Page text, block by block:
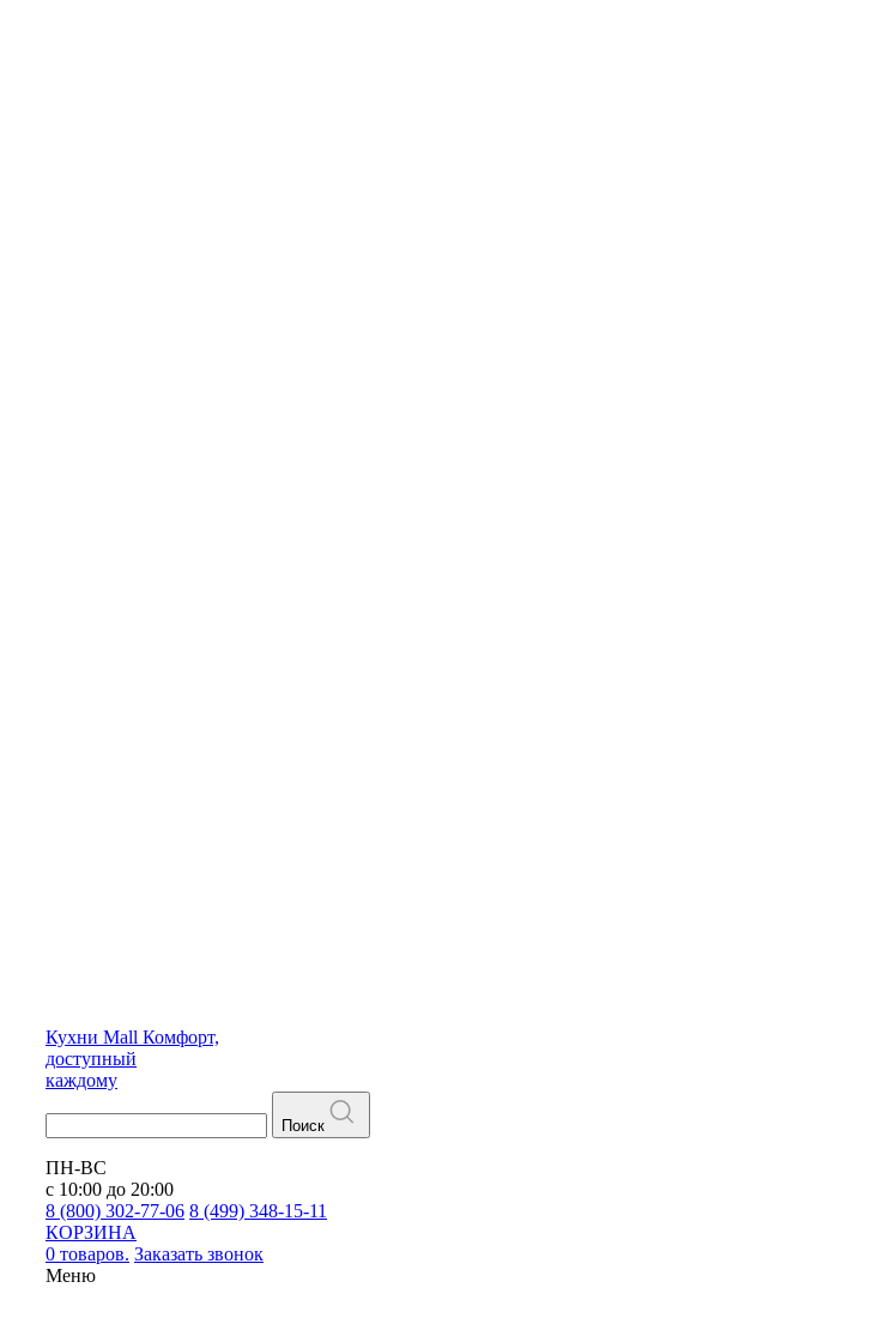
Кухни Mall Комфорт,
доступный
каждому
Поиск
ПН-ВС
с 10:00 до 20:00
8 (800) 302-77-06 8 (499) 348-15-11
КОРЗИНА
0 товаров. Заказать звонок
Меню